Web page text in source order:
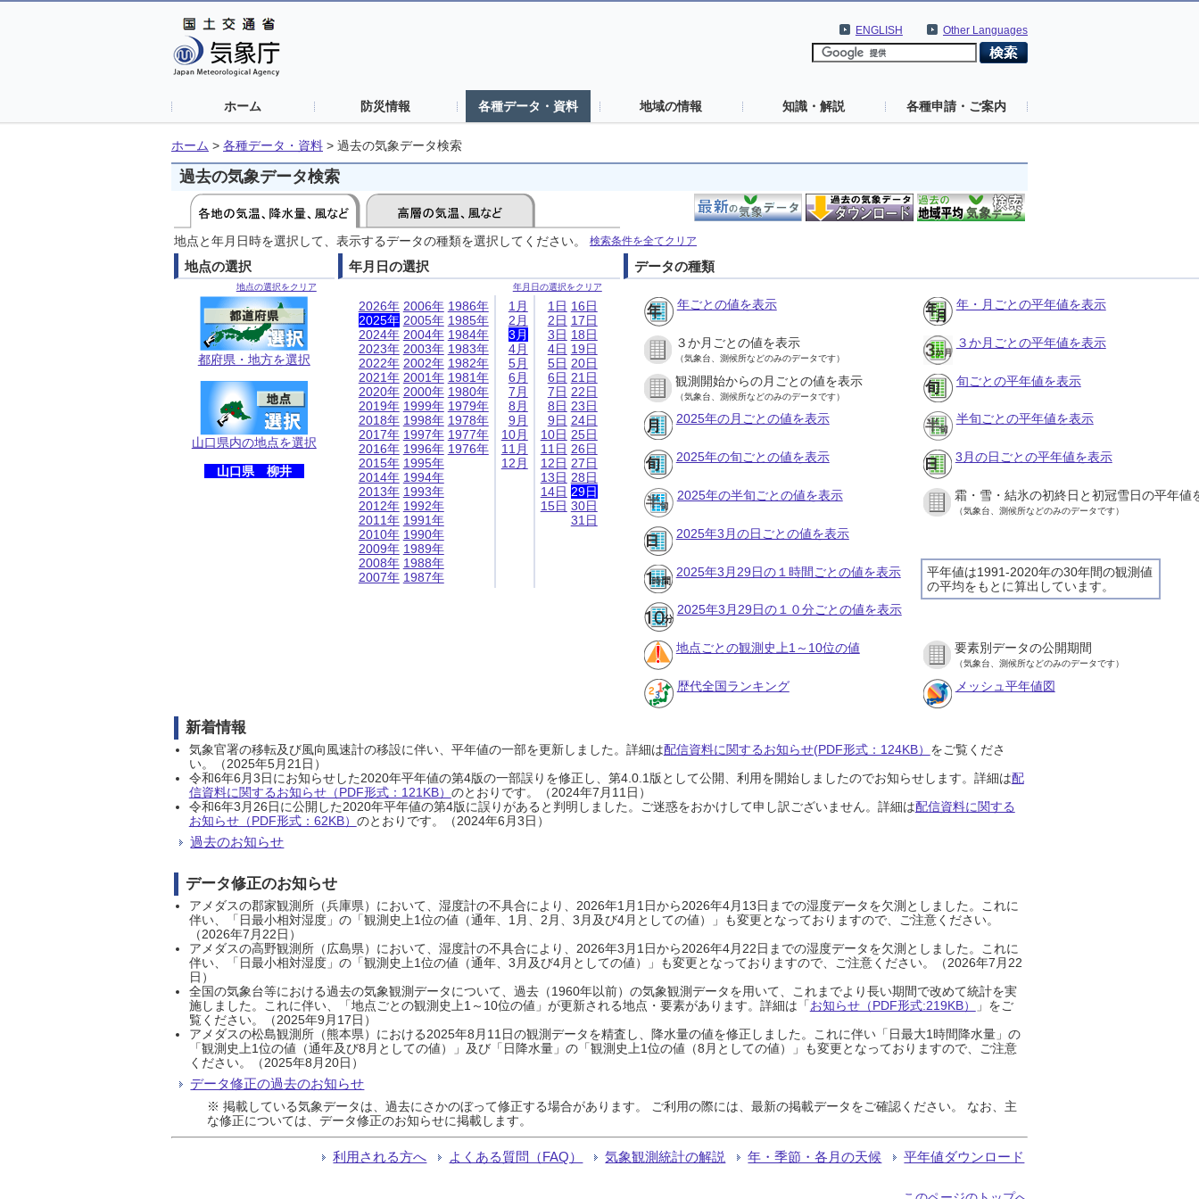
Other Languages
ENGLISH
ホーム 防災情報 各種データ・資料 地域の情報 知識・解説 各種申請・ご案内
ホーム > 各種データ・資料 > 過去の気象データ検索
過去の気象データ検索
地点と年月日時を選択して、表示するデータの種類を選択してください。 検索条件を全てクリア
地点の選択
地点の選択をクリア
都府県・地方を選択
山口県内の地点を選択
山口県 柳井
年月日の選択
年月日の選択をクリア
2026年
2025年
2024年
2023年
2022年
2021年
2020年
2019年
2018年
2017年
2016年
2015年
2014年
2013年
2012年
2011年
2010年
2009年
2008年
2007年
2006年
2005年
2004年
2003年
2002年
2001年
2000年
1999年
1998年
1997年
1996年
1995年
1994年
1993年
1992年
1991年
1990年
1989年
1988年
1987年
1986年
1985年
1984年
1983年
1982年
1981年
1980年
1979年
1978年
1977年
1976年
1月
2月
3月
4月
5月
6月
7月
8月
9月
10月
11月
12月
1日
2日
3日
4日
5日
6日
7日
8日
9日
10日
11日
12日
13日
14日
15日
16日
17日
18日
19日
20日
21日
22日
23日
24日
25日
26日
27日
28日
29日
30日
31日
データの種類
年ごとの値を表示 年・月ごとの平年値を表示
３か月ごとの値を表示
（気象台、測候所などのみのデータです）
３か月ごとの平年値を表示
観測開始からの月ごとの値を表示
（気象台、測候所などのみのデータです）
旬ごとの平年値を表示
2025年の月ごとの値を表示 半旬ごとの平年値を表示
2025年の旬ごとの値を表示 3月の日ごとの平年値を表示
2025年の半旬ごとの値を表示 霜・雪・結氷の初終日と初冠雪日の平年値
（気象台、測候所などのみのデータです）
2025年3月の日ごとの値を表示
平年値は1991-2020年の30年間の観測値
の平均をもとに算出しています。
2025年3月29日の１時間ごとの値を表示
2025年3月29日の１０分ごとの値を表示
地点ごとの観測史上1～10位の値 要素別データの公開期間
（気象台、測候所などのみのデータです）
歴代全国ランキング メッシュ平年値図
新着情報
気象官署の移転及び風向風速計の移設に伴い、平年値の一部を更新しました。詳細は配信資料に関するお知らせ(PDF形式：124KB） をご覧くださ
い。（2025年5月21日）
令和6年6月3日にお知らせした2020年平年値の第4版の一部誤りを修正し、第4.0.1版として公開、利用を開始しましたのでお知らせします。詳細は配
信資料に関するお知らせ（PDF形式：121KB） のとおりです。（2024年7月11日）
令和6年3月26日に公開した2020年平年値の第4版に誤りがあると判明しました。ご迷惑をおかけして申し訳ございません。詳細は配信資料に関する
お知らせ（PDF形式：62KB） のとおりです。（2024年6月3日）
過去のお知らせ
データ修正のお知らせ
アメダスの郡家観測所（兵庫県）において、湿度計の不具合により、2026年1月1日から2026年4月13日までの湿度データを欠測としました。これに
伴い、「日最小相対湿度」の「観測史上1位の値（通年、1月、2月、3月及び4月としての値）」も変更となっておりますので、ご注意ください。
（2026年7月22日）
アメダスの高野観測所（広島県）において、湿度計の不具合により、2026年3月1日から2026年4月22日までの湿度データを欠測としました。これに
伴い、「日最小相対湿度」の「観測史上1位の値（通年、3月及び4月としての値）」も変更となっておりますので、ご注意ください。（2026年7月22
日）
全国の気象台等における過去の気象観測データについて、過去（1960年以前）の気象観測データを用いて、これまでより長い期間で改めて統計を実
施しました。これに伴い、「地点ごとの観測史上1～10位の値」が更新される地点・要素があります。詳細は「お知らせ（PDF形式:219KB）
」をご
覧ください。（2025年9月17日）
アメダスの松島観測所（熊本県）における2025年8月11日の観測データを精査し、降水量の値を修正しました。これに伴い「日最大1時間降水量」の
「観測史上1位の値（通年及び8月としての値）」及び「日降水量」の「観測史上1位の値（8月としての値）」も変更となっておりますので、ご注意
ください。（2025年8月20日）
データ修正の過去のお知らせ
※ 掲載している気象データは、過去にさかのぼって修正する場合があります。 ご利用の際には、最新の掲載データをご確認ください。 なお、主
な修正については、データ修正のお知らせに掲載します。
利用される方へ よくある質問（FAQ） 気象観測統計の解説 年・季節・各月の天候 平年値ダウンロード